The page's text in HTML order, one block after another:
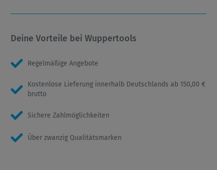
Deine Vorteile bei Wuppertools
Regelmäßige Angebote
Kostenlose Lieferung innerhalb Deutschlands ab 150,00 €
brutto
Sichere Zahlmöglichkeiten
Über zwanzig Qualitätsmarken